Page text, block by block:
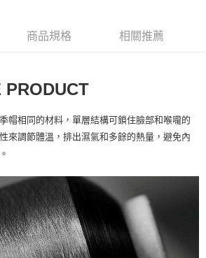
商品規格 相關推薦
PRODUCT
帽相同的材料，單層結構可鎖住臉部和喉嚨的
來調節體溫，排出濕氣和多餘的熱量，避免內